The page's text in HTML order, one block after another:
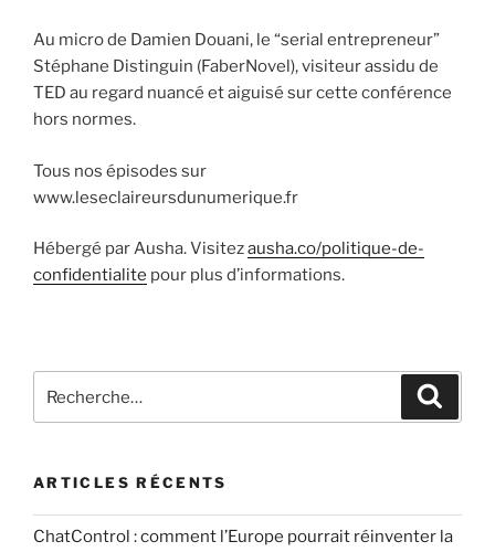
Au micro de Damien Douani, le “serial entrepreneur”
Stéphane Distinguin (FaberNovel), visiteur assidu de
TED au regard nuancé et aiguisé sur cette conférence
hors normes.
Tous nos épisodes sur
www.leseclaireursdunumerique.fr
Hébergé par Ausha. Visitezausha.co/politique-de-
confidentialite pour plus d’informations.
pour
ARTICLES RÉCENTS
ChatControl : comment l’Europe pourrait réinventer la